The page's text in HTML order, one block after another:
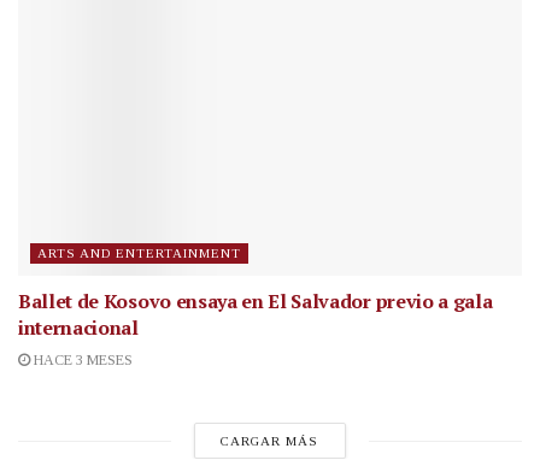
ARTS AND ENTERTAINMENT
Ballet de Kosovo ensaya en El Salvador previo a gala
internacional
HACE 3 MESES
CARGAR MÁS